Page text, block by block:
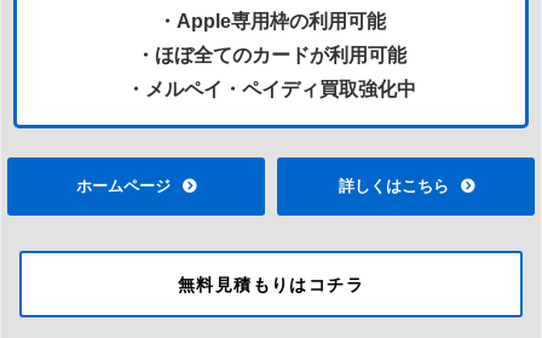
・Apple専用枠の利用可能
・ほぼ全てのカードが利用可能
・メルペイ・ペイディ買取強化中
ホームページ 詳しくはこちら
無料見積もりはコチラ